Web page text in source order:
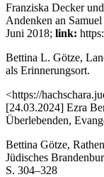
Franziska Decker
Andenken an
Juni 2018; link:
Bettina L. Götze,
als Erinnerungsort.
<https://
[24.03.2024] Ezra
Überlebenden,
Bettina Götze,
Jüdisches
S. 304–328